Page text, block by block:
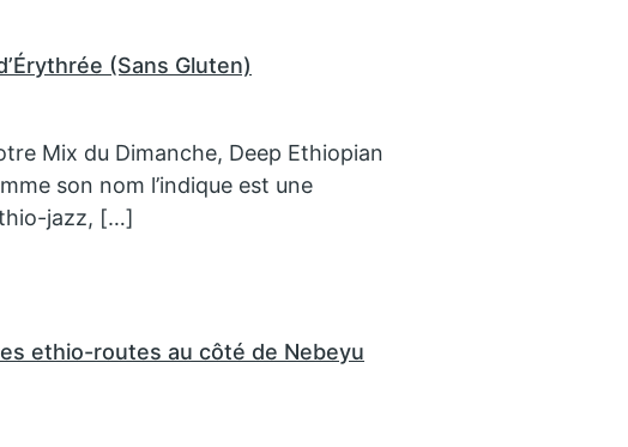
(Sans Gluten)
Mix du Dimanche, Deep Ethiopian
son nom l’indique est une
jazz, […]
ethio-routes au côté de Nebeyu